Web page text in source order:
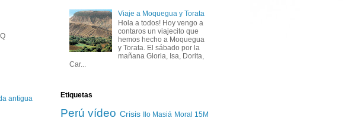
antigua
Viaje a Moquegua y Torata
Hola a todos! Hoy vengo a
contaros un viajecito que
hemos hecho a Moquegua
y Torata. El sábado por la
mañana Gloria, Isa, Dorita,
Car...
Etiquetas
Perú vídeo Crisis Ilo Masiá Moral 15M